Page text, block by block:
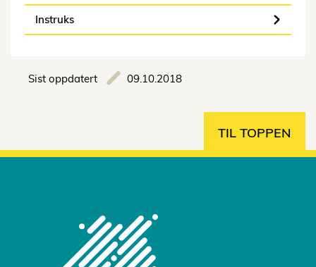
Instruks
Sist oppdatert 09.10.2018
TIL TOPPEN